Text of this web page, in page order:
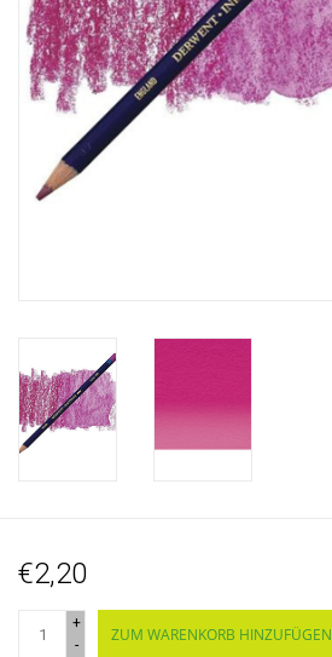
€2,20
+
-
ZUM WARENKORB HINZUFÜGEN